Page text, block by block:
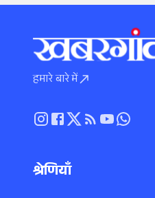
हमारे बारे में
श्रेणियाँ